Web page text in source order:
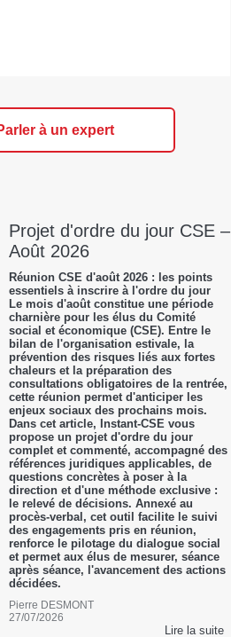
à un expert
Projet d'ordre du jour CSE –
Août 2026
Réunion CSE d'août 2026 : les points
essentiels à inscrire à l'ordre du jour
Le mois d'août constitue une période
charnière pour les élus du Comité
social et économique (CSE). Entre le
bilan de l'organisation estivale, la
prévention des risques liés aux fortes
chaleurs et la préparation des
consultations obligatoires de la rentrée,
cette réunion permet d'anticiper les
enjeux sociaux des prochains mois.
Dans cet article, Instant-CSE vous
propose un projet d'ordre du jour
complet et commenté, accompagné des
références juridiques applicables, de
questions concrètes à poser à la
direction et d'une méthode exclusive :
le relevé de décisions. Annexé au
procès-verbal, cet outil facilite le suivi
des engagements pris en réunion,
renforce le pilotage du dialogue social
et permet aux élus de mesurer, séance
après séance, l'avancement des actions
décidées.
Pierre DESMONT
27/07/2026
Lire la suite